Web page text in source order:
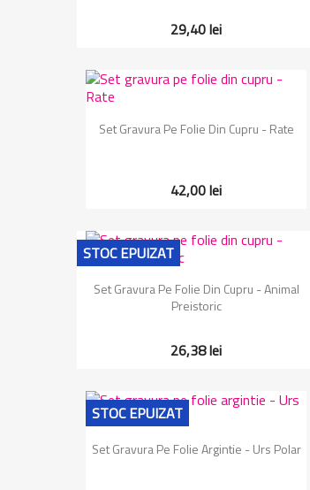
29,40 lei
Vizualizare rapida
Set Gravura Pe Folie Din Cupru - Rate
42,00 lei
Vizualizare rapida
Set Gravura Pe Folie Din Cupru - Animal
Preistoric
26,38 lei
STOC EPUIZAT
 Vizualizare rapida
Set Gravura Pe Folie Argintie - Urs Polar
STOC EPUIZAT